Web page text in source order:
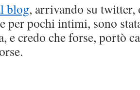
blog, arrivando su
per pochi intimi, sono
e credo che forse, portò